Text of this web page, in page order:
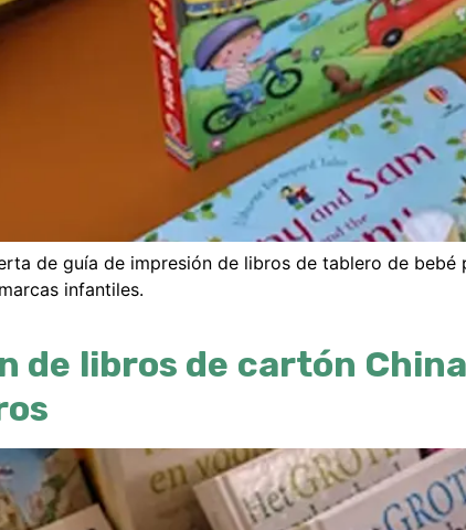
de guía de impresión de libros de tablero de
infantiles.
de libros de cartón